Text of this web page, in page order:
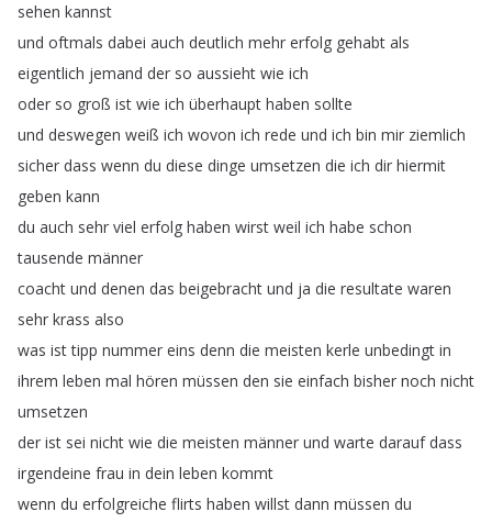
sehen kannst
und oftmals dabei auch deutlich mehr erfolg gehabt als
eigentlich jemand der so aussieht wie ich
oder so groß ist wie ich überhaupt haben sollte
und deswegen weiß ich wovon ich rede und ich bin mir ziemlich
sicher dass wenn du diese dinge umsetzen die ich dir hiermit
geben kann
du auch sehr viel erfolg haben wirst weil ich habe schon
tausende männer
coacht und denen das beigebracht und ja die resultate waren
sehr krass also
was ist tipp nummer eins denn die meisten kerle unbedingt in
ihrem leben mal hören müssen den sie einfach bisher noch nicht
umsetzen
der ist sei nicht wie die meisten männer und warte darauf dass
irgendeine frau in dein leben kommt
wenn du erfolgreiche flirts haben willst dann müssen du